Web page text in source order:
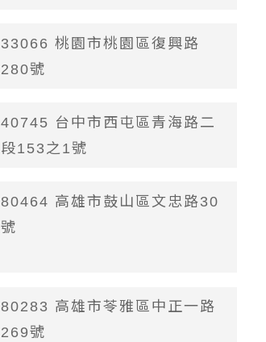
33066 桃園市桃園區復興路
280號
40745 台中市西屯區青海路二
段153之1號
80464 高雄市鼓山區文忠路30
號
80283 高雄市苓雅區中正一路
269號